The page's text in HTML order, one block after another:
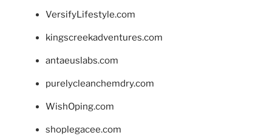
VersifyLifestyle.com
kingscreekadventures.com
antaeuslabs.com
purelycleanchemdry.com
WishOping.com
shoplegacee.com